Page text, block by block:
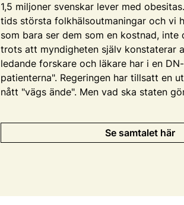
1,5 miljoner svenskar lever med
tids största folkhälsoutmaningar och vi
som bara ser dem som en kostnad,
trots att myndigheten själv konstaterar
ledande forskare och läkare har i en
patienterna". Regeringen har tillsatt en
nått "vägs ände". Men vad ska staten
Se samtalet här